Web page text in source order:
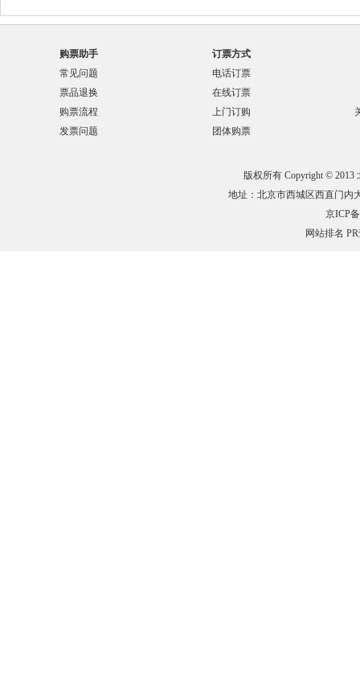
购票助手
常见问题
票品退换
购票流程
发票问题
订票方式
电话订票
在线订票
上门订购
团体购票
版权所有 Copyright © 2013
地址：北京市西城区西直门内
京ICP
网站排名